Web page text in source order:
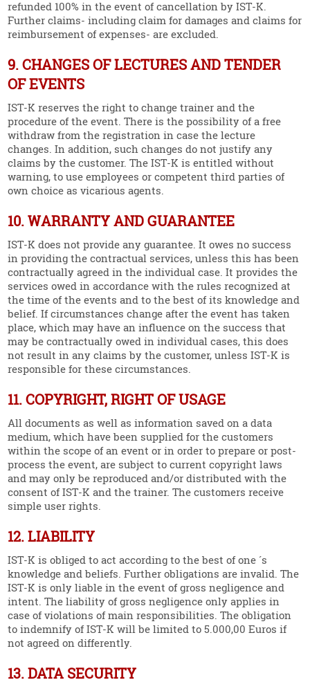
refunded 100% in the event of cancel­lation by IST‑K.
Further claims- including claim for damages and claims for
reimbur­sement of expenses- are excluded.
9. CHANGES OF LECTURES AND TENDER
OF EVENTS
IST‑K reserves the right to change trainer and the
procedure of the event. There is the possi­bility of a free
withdraw from the regis­tration in case the lecture
changes. In addition, such changes do not justify any
claims by the customer. The IST‑K is entitled without
warning, to use employees or competent third parties of
own choice as vicarious agents.
10. WARRANTY AND GUARANTEE
IST‑K does not provide any guarantee. It owes no success
in providing the contractual services, unless this has been
contrac­tually agreed in the individual case. It provides the
services owed in accordance with the rules recognized at
the time of the events and to the best of its knowledge and
belief. If circum­s­tances change after the event has taken
place, which may have an influence on the success that
may be contrac­tually owed in individual cases, this does
not result in any claims by the customer, unless IST‑K is
respon­sible for these circum­s­tances.
11. COPYRIGHT, RIGHT OF USAGE
All documents as well as infor­mation saved on a data
medium, which have been supplied for the customers
within the scope of an event or in order to prepare or post-
process the event, are subject to current copyright laws
and may only be repro­duced and/or distri­buted with the
consent of IST‑K and the trainer. The customers receive
simple user rights.
12. LIABILITY
IST‑K is obliged to act according to the best of one ´s
knowledge and beliefs. Further obliga­tions are invalid. The
IST‑K is only liable in the event of gross negli­gence and
intent. The liability of gross negli­gence only applies in
case of viola­tions of main respon­si­bi­lities. The obligation
to indemnify of IST‑K will be limited to 5.000,00 Euros if
not agreed on differ­ently.
13. DATA SECURITY